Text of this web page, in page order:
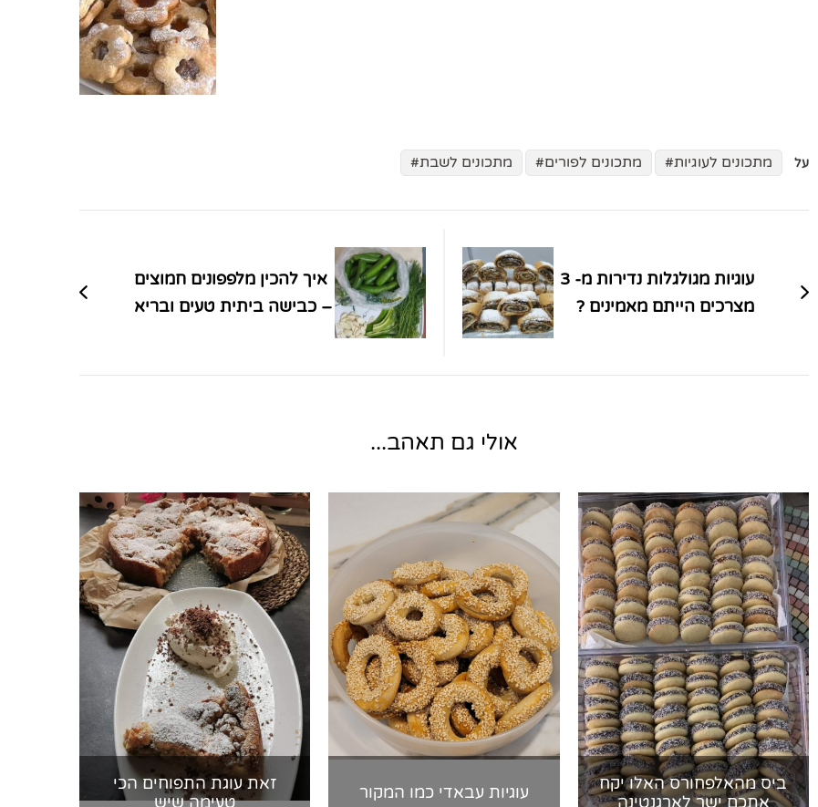
על מתכונים לעוגיות מתכונים לפורים מתכונים לשבת
איך להכין מלפפונים חמוצים
– כבישה ביתית טעים ובריא
עוגיות מגולגלות נדירות מ- 3
מצרכים הייתם מאמינים ?
אולי גם תאהב...
ביס מהאלפחורס האלו יקח
אתכם ישר לארגנטינה
עוגיות עבאדי כמו המקור
זאת עוגת התפוחים הכי
טעימה שיש